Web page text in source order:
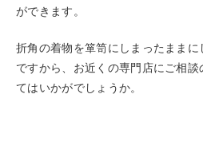
ができます。
折角の着物を箪笥にしまったまま
ですから、お近くの専門店にご相
てはいかがでしょうか。